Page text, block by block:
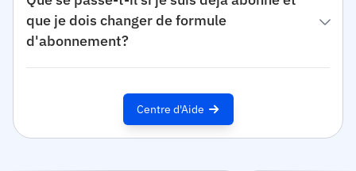
que je dois changer de formule
d'abonnement?
Centre d'Aide